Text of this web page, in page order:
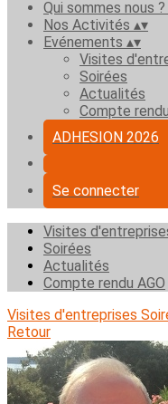
Qui sommes nous ?
Nos Activités ▴▾
Evénements ▴▾
Visites
Soirées
Actualités
Compte
ADHESION 2026
Se connecter
Visites
Soirées
Actualités
Compte rendu AGO
Visites d'entreprises
Retour